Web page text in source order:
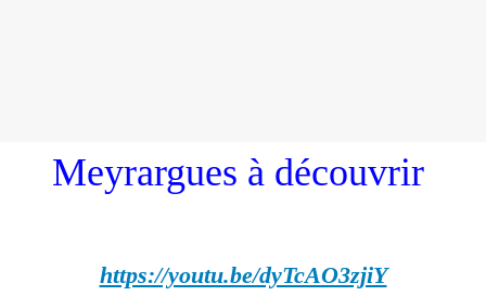
Meyrargues à découvrir
https://youtu.be/dyTcAO3zjiY